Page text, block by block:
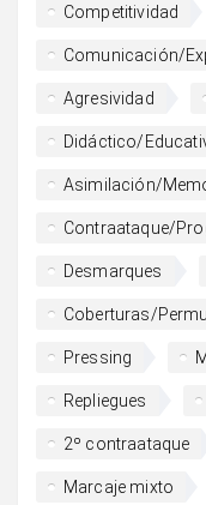
Competitividad
Comunicación/
Agresividad
Didáctico/
Asimilación/
Contraataque/
Desmarques
Coberturas/
Pressing
Repliegues
2º contraataque
Marcaje mixto